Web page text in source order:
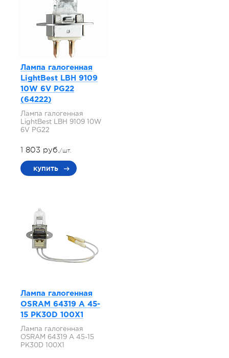
Лампа галогенная
LightBest LBH 9109
10W 6V PG22
(64222)
Лампа галогенная
LightBest LBH 9109 10W
6V PG22
1 803 руб./шт.
купить
Лампа галогенная
OSRAM 64319 A 45-
15 PK30D 100X1
Лампа галогенная
OSRAM 64319 A 45-15
PK30D 100X1